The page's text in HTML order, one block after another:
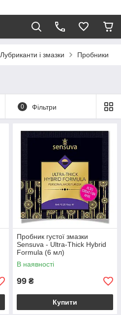
Лубриканти і змазки Пробники
0 Фільтри
Пробник густої змазки
Sensuva - Ultra-Thick Hybrid
Formula (6 мл)
В наявності
99 ₴
Купити